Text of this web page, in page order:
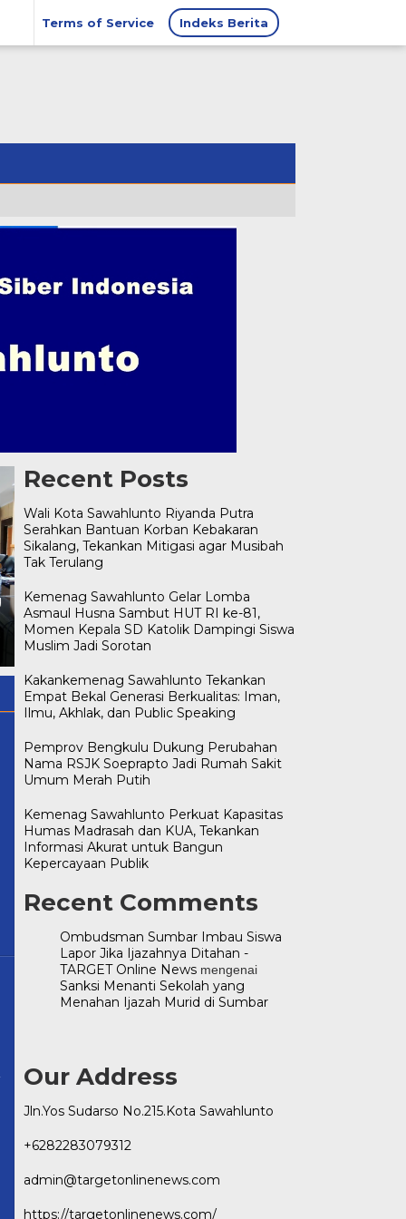
Terms of Service Indeks Berita
Riyanda Putra Serahkan
Bantuan Korban Kebakaran
Sikalang, Tekankan Mitigasi
agar Musibah Tak Terulang
Sambut HUT RI ke-81,
Momen Kepala SD Katolik
Dampingi Siswa Muslim Jadi
Recent Posts
Wali Kota Sawahlunto Riyanda Putra
Serahkan Bantuan Korban Kebakaran
Sikalang, Tekankan Mitigasi agar Musibah
Tak Terulang
Kemenag Sawahlunto Gelar Lomba
Asmaul Husna Sambut HUT RI ke-81,
Momen Kepala SD Katolik Dampingi Siswa
Muslim Jadi Sorotan
Kakankemenag Sawahlunto Tekankan
Empat Bekal Generasi Berkualitas: Iman,
Ilmu, Akhlak, dan Public Speaking
Pemprov Bengkulu Dukung Perubahan
Nama RSJK Soeprapto Jadi Rumah Sakit
Umum Merah Putih
Kemenag Sawahlunto Perkuat Kapasitas
Humas Madrasah dan KUA, Tekankan
Informasi Akurat untuk Bangun
Kepercayaan Publik
Recent Comments
Ombudsman Sumbar Imbau Siswa
Lapor Jika Ijazahnya Ditahan -
TARGET Online Newsmengenai
Sanksi Menanti Sekolah yang
Menahan Ijazah Murid di Sumbar
Our Address
Jln.Yos Sudarso No.215.Kota Sawahlunto
+6282283079312
admin@targetonlinenews.com
https://targetonlinenews.com/